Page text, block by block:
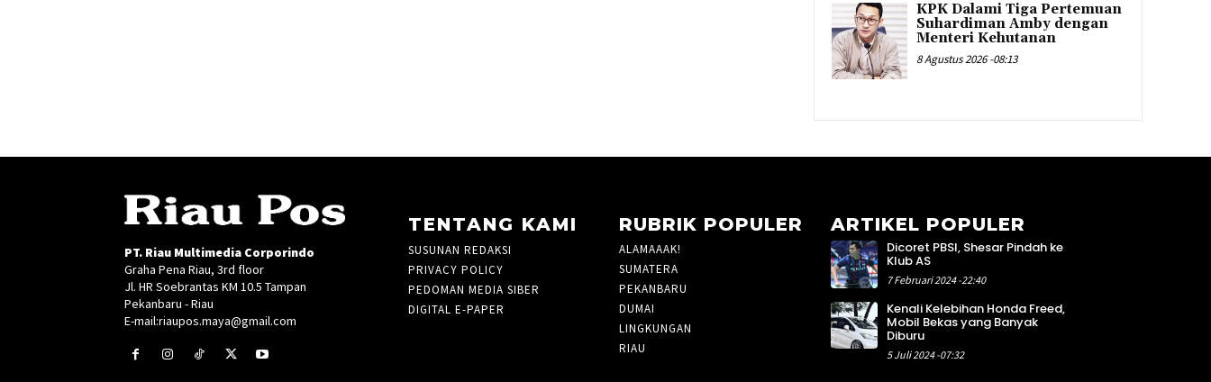
KPK Dalami Tiga Pertemuan
Suhardiman Amby dengan
Menteri Kehutanan
8 Agustus 2026 -08:13
PT. Riau Multimedia Corporindo
Graha Pena Riau, 3rd floor
Jl. HR Soebrantas KM 10.5 Tampan
Pekanbaru - Riau
E-mail:riaupos.maya@gmail.com
TENTANG KAMI
SUSUNAN REDAKSI
PRIVACY POLICY
PEDOMAN MEDIA SIBER
DIGITAL E-PAPER
RUBRIK POPULER
ALAMAAAK!
SUMATERA
PEKANBARU
DUMAI
LINGKUNGAN
RIAU
ARTIKEL POPULER
Dicoret PBSI, Shesar Pindah ke
Klub AS
7 Februari 2024 -22:40
Kenali Kelebihan Honda Freed,
Mobil Bekas yang Banyak
Diburu
5 Juli 2024 -07:32